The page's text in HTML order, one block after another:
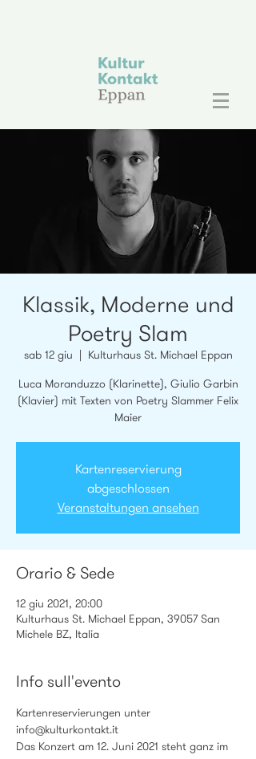
Klassik, Moderne und
Poetry Slam
sab 12 giu
  |
Kulturhaus St. Michael Eppan
Luca Moranduzzo (Klarinette), Giulio Garbin
(Klavier) mit Texten von Poetry Slammer Felix
Maier
Kartenreservierung
abgeschlossen
Veranstaltungen ansehen
Orario & Sede
12 giu 2021, 20:00
Kulturhaus St. Michael Eppan, 39057 San
Michele BZ, Italia
Info sull'evento
Kartenreservierungen unter
info@kulturkontakt.it
Das Konzert am 12. Juni 2021 steht ganz im